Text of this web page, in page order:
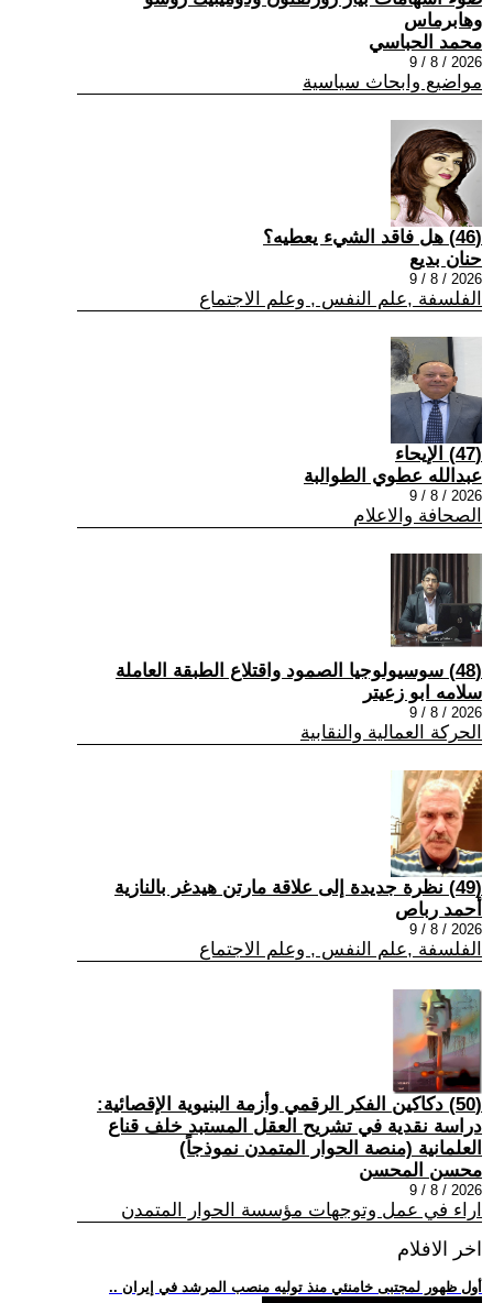
وهابرماس
محمد الحباسي
2026 / 8 / 9
مواضيع وابحاث سياسية
(46) هل فاقد الشيء يعطيه؟
حنان بديع
2026 / 8 / 9
الفلسفة ,علم النفس , وعلم الاجتماع
(47) الإيحاء
عبدالله عطوي الطوالبة
2026 / 8 / 9
الصحافة والاعلام
(48) سوسيولوجيا الصمود واقتلاع الطبقة العاملة
سلامه ابو زعيتر
2026 / 8 / 9
الحركة العمالية والنقابية
(49) نظرة جديدة إلى علاقة مارتن هيدغر بالنازية
أحمد رباص
2026 / 8 / 9
الفلسفة ,علم النفس , وعلم الاجتماع
(50) دكاكين الفكر الرقمي وأزمة البنيوية الإقصائية:
دراسة نقدية في تشريح العقل المستبد خلف قناع
العلمانية (منصة الحوار المتمدن نموذجاً)
محسن المحسن
2026 / 8 / 9
اراء في عمل وتوجهات مؤسسة الحوار المتمدن
اخر الافلام
.. أول ظهور لمجتبى خامنئي منذ توليه منصب المرشد في إيران